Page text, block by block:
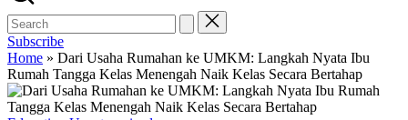
Subscribe
Home » Dari Usaha Rumahan ke UMKM: Langkah Nyata Ibu
Rumah Tangga Kelas Menengah Naik Kelas Secara Bertahap